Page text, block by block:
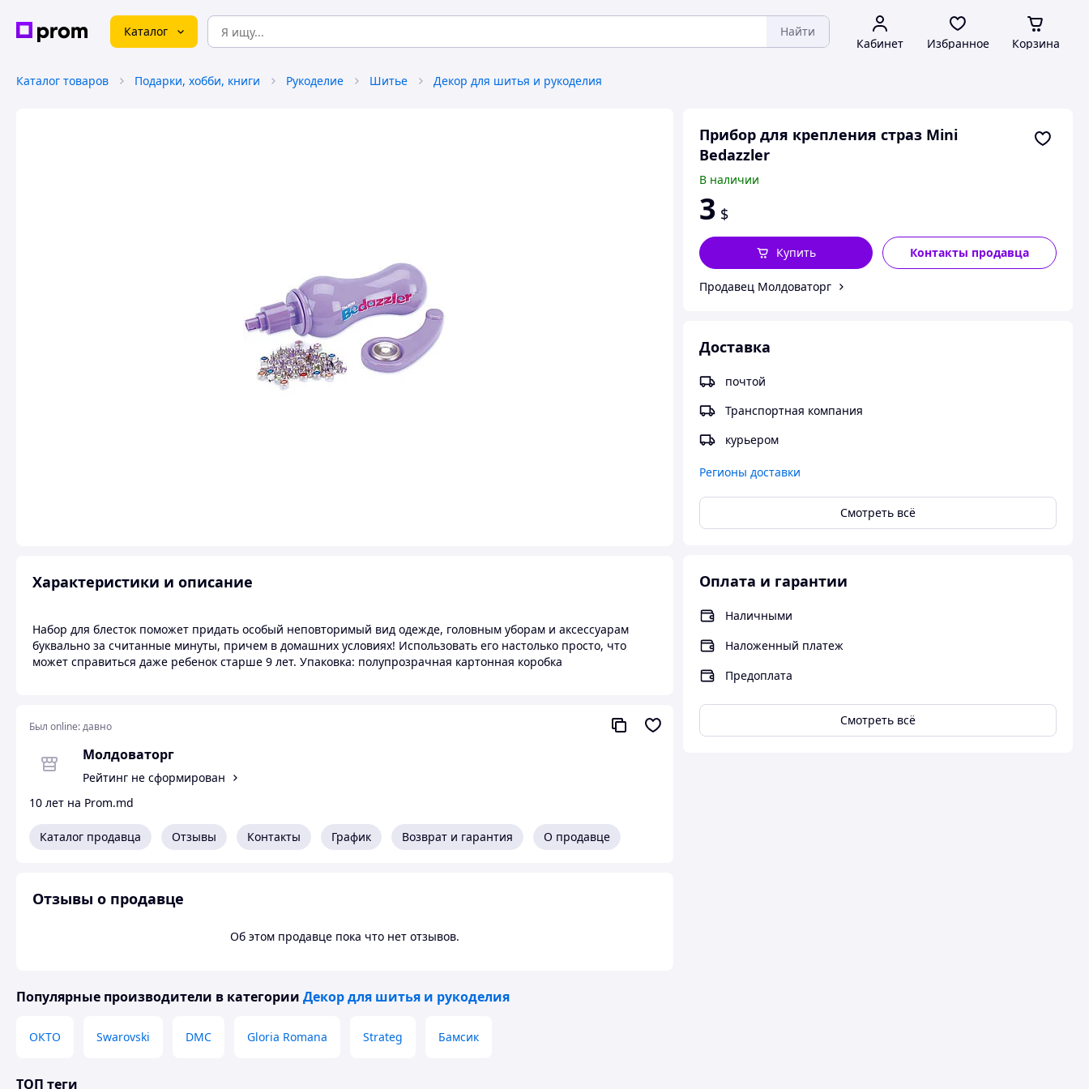
Каталог Найти
Кабинет Избранное Корзина
Каталог товаров Подарки, хобби, книги Рукоделие Шитье Декор для шитья и рукоделия
Прибор для крепления страз Mini
Bedazzler
В наличии
3 $
Контакты продавца
Купить
Продавец Молдоваторг
Доставка
почтой
Транспортная компания
курьером
Регионы доставки
Смотреть всё
Оплата и гарантии
Наличными
Наложенный платеж
Предоплата
Смотреть всё
Характеристики и описание
Набор для блесток поможет придать особый неповторимый вид одежде, головным уборам и аксессуарам
буквально за считанные минуты, причем в домашних условиях! Использовать его настолько просто, что
может справиться даже ребенок старше 9 лет. Упаковка: полупрозрачная картонная коробка
Был online:давно
Молдоваторг
Рейтинг не сформирован
10 лет на Prom.md
Каталог продавца Отзывы Контакты График Возврат и гарантия О продавце
Отзывы о продавце
Об этом продавце пока что нет отзывов.
Популярные производители в категории Декор для шитья и рукоделия
ОКТО Swarovski DMC Gloria Romana Strateg Бамсик
ТОП теги